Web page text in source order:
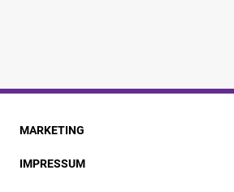
MARKETING
IMPRESSUM